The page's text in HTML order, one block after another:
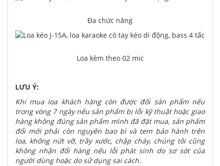
Đa chức năng
Loa kèm theo 02 mic
LƯU Ý:
Khi mua loa khách hàng còn được đổi sản phẩm nếu
trong vòng 7 ngày nếu sản phẩm bị lỗi kỹ thuật hoặc giao
hàng không đúng sản phẩm mình đã đặt mua, sản phẩm
đổi mới phải còn nguyên bao bì và tem bảo hành trên
loa, không nứt vỡ, trầy xước, chập cháy, chúng tôi cũng
không nhận đổi hàng nếu lỗi phát sinh do sơ sót của
người dùng hoặc do sử dụng sai cách.